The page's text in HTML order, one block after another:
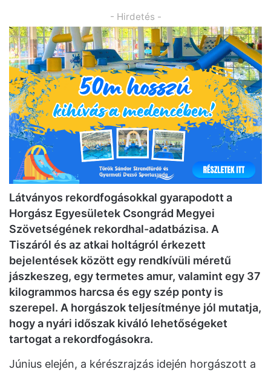
- Hirdetés -
Látványos rekordfogásokkal gyarapodott a
Horgász Egyesületek Csongrád Megyei
Szövetségének rekordhal-adatbázisa. A
Tiszáról és az atkai holtágról érkezett
bejelentések között egy rendkívüli méretű
jászkeszeg, egy termetes amur, valamint egy 37
kilogrammos harcsa és egy szép ponty is
szerepel. A horgászok teljesítménye jól mutatja,
hogy a nyári időszak kiváló lehetőségeket
tartogat a rekordfogásokra.
Június elején, a kérészrajzás idején horgászott a